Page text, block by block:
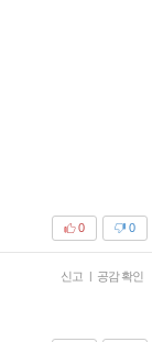
0
0
신고 | 공감 확인